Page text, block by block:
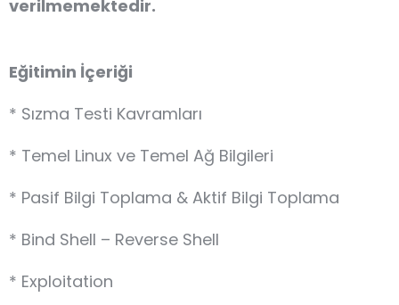
verilmemektedir.
Eğitimin İçeriği
* Sızma Testi Kavramları
* Temel Linux ve Temel Ağ Bilgileri
* Pasif Bilgi Toplama & Aktif Bilgi Toplama
* Bind Shell – Reverse Shell
* Exploitation